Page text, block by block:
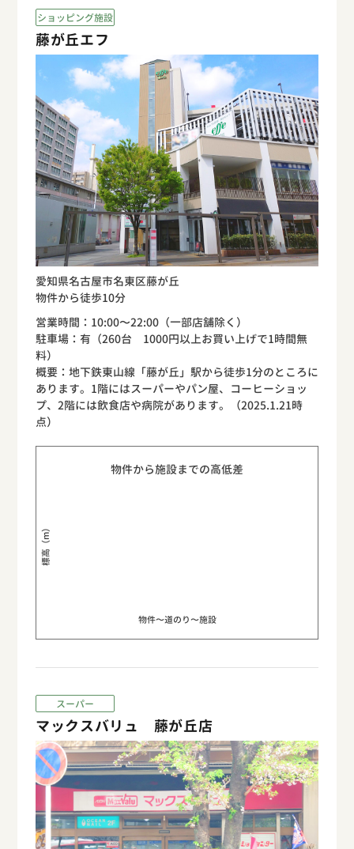
ショッピング施設
藤が丘エフ
愛知県名古屋市名東区藤が丘
物件から徒歩10分
営業時間：10:00〜22:00（一部店舗除く）
駐車場：有（260台 1000円以上お買い上げで1時間無
料）
概要：地下鉄東山線「藤が丘」駅から徒歩1分のところに
あります。1階にはスーパーやパン屋、コーヒーショッ
プ、2階には飲食店や病院があります。（2025.1.21時
点）
物件から施設までの高低差
標高（m）
物件〜道のり〜施設
スーパー
マックスバリュ 藤が丘店